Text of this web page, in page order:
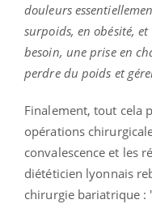
douleurs
surpoids, en obésité,
besoin, une prise en
perdre du poids et
Finalement, tout cela
opérations
convalescence et les
diététicien lyonnais
chirurgie bariatrique :